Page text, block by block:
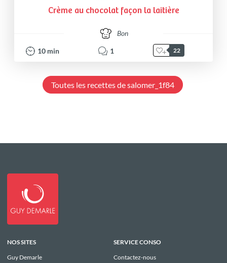
Crème au chocolat façon la laitière
Bon
10 min 1 22
Toutes les recettes de salomer_1f84
NOS SITES
Guy Demarle
SERVICE CONSO
Contactez-nous